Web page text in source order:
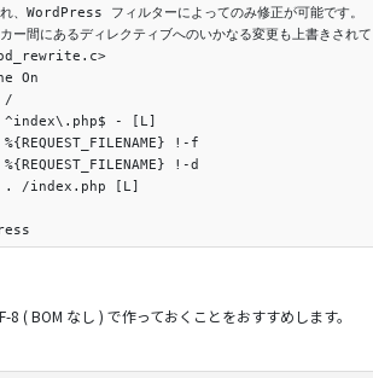
、WordPress フィルターによってのみ修正が可能です。
ー間にあるディレクティブへのいかなる変更も上書きされて
On
/
^index\.php$ - [L]
!-f
!-d
. /index.php [L]
8 ( BOM なし ) で作っておくことをおすすめします。